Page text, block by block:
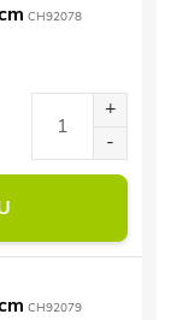
CH92078
CH92079